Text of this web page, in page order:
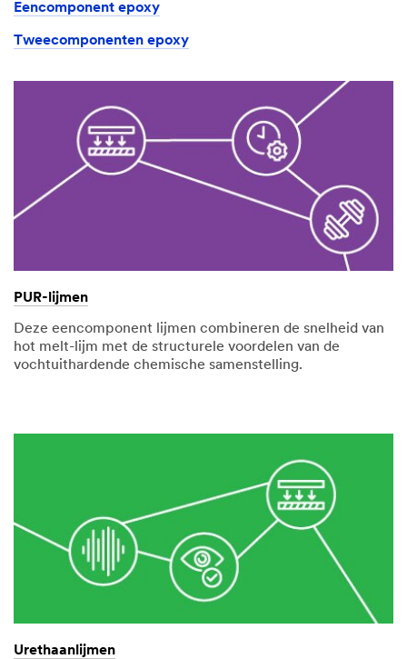
Eencomponent epoxy
Tweecomponenten epoxy
PUR-lijmen
Deze eencomponent lijmen combineren de snelheid van
hot melt-lijm met de structurele voordelen van de
vochtuithardende chemische samenstelling.
Urethaanlijmen